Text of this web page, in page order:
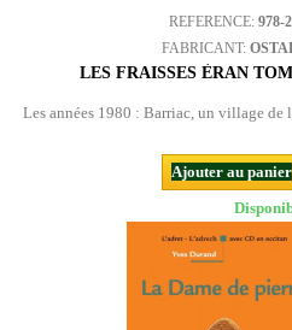
REFERENCE: 978-
FABRICANT:
LES FRAISSES ÈRAN
Les années 1980 : Barriac, un village de
Ajouter au panier